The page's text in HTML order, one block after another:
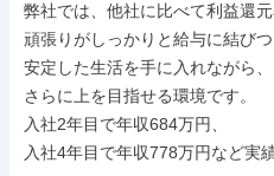
弊社では、他社に比べて利益還元
頑張りがしっかりと給与に結びつ
安定した生活を手に入れながら、
さらに上を目指せる環境です。
入社2年目で年収684万円、
入社4年目で年収778万円など実績